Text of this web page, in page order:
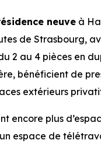
neuve à
de Strasbourg,
2 au 4 pièces en
bénéficient de
extérieurs
encore plus
espace de